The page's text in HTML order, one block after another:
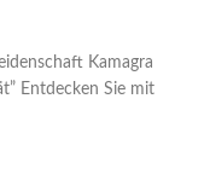
Kamagra
Entdecken Sie mit